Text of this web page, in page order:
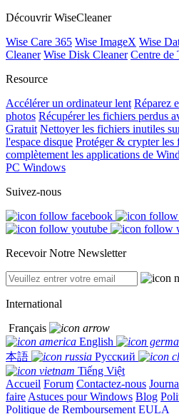
Découvrir WiseCleaner
Wise Care 365 Wise ImageX Wise
Cleaner Wise Disk Cleaner Centre de
Resource
Accélérer un ordinateur lent Réparez
photos Récupérer les fichiers perdus
Gratuit Nettoyer les fichiers inutiles
l'espace disque Protéger & crypter les
complètement les applications de
PC Windows
Suivez-nous
Recevoir Notre Newsletter
International
Français
English
本語
Русский
Tiếng Việt
Accueil Forum Contactez-nous
faire Astuces pour Windows Blog
Politique de Remboursement EULA